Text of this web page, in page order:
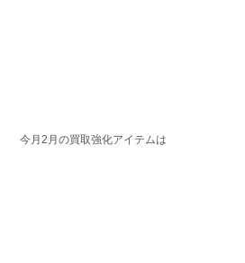
今月2月の買取強化アイテムは